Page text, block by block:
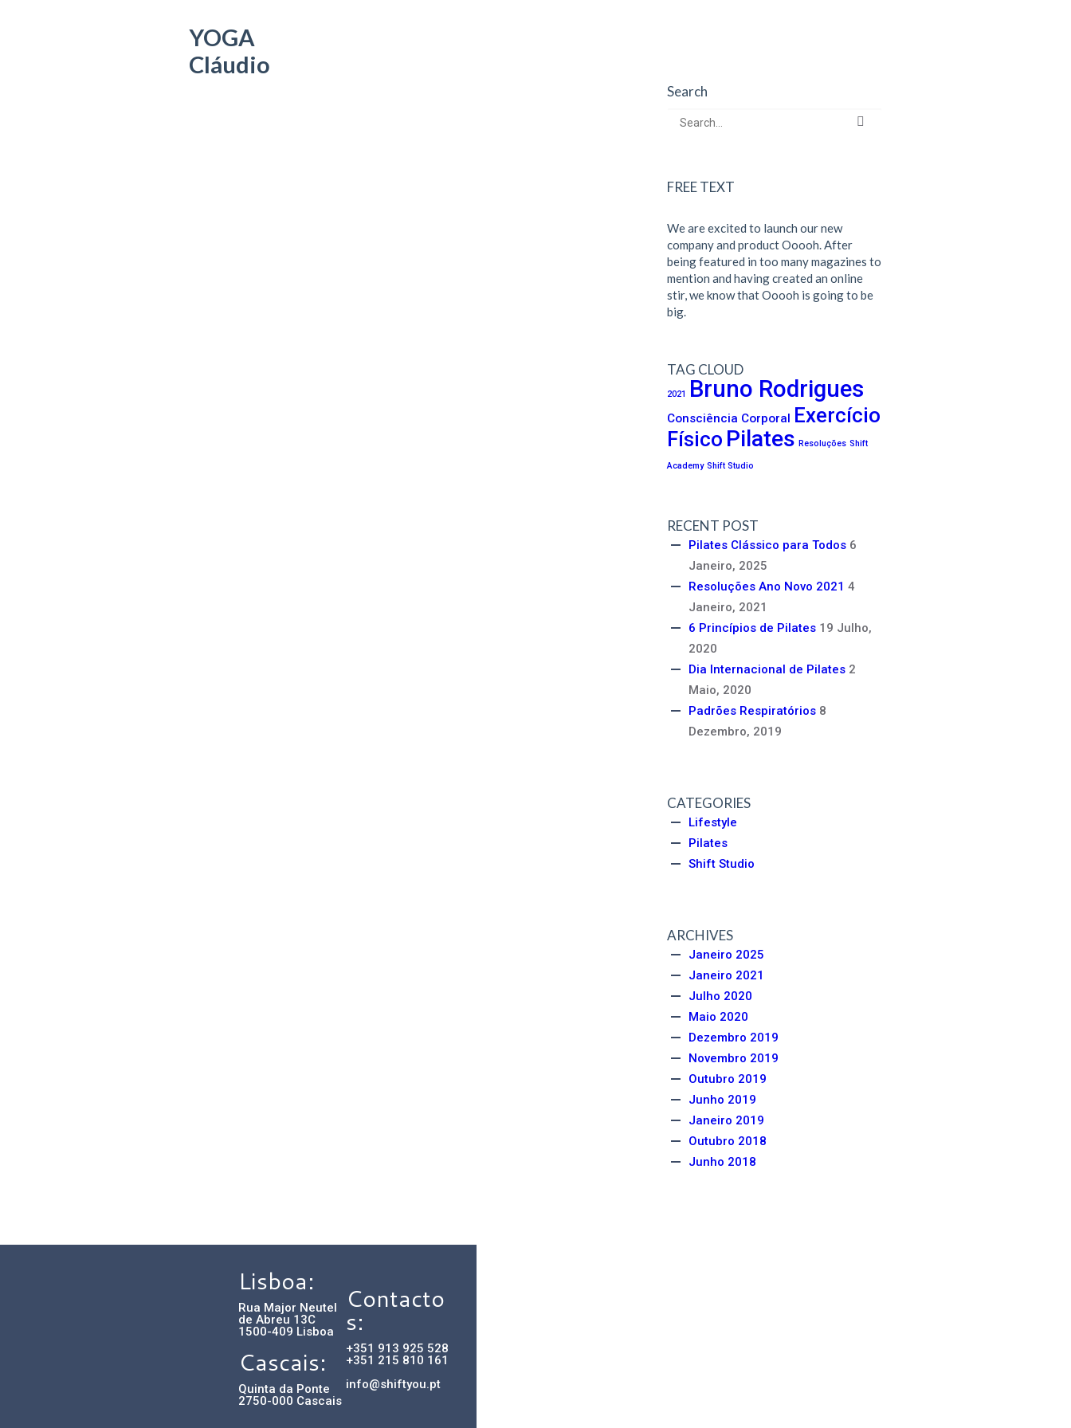
YOGA
Cláudio
Search
FREE TEXT
We are excited to launch our new
company and product Ooooh. After
being featured in too many magazines to
mention and having created an online
stir, we know that Ooooh is going to be
big.
TAG CLOUD
2021 Bruno Rodrigues
Consciência Corporal Exercício
Físico Pilates Resoluções Shift
Academy Shift Studio
RECENT POST
Pilates Clássico para Todos 6
Janeiro, 2025
Resoluções Ano Novo 2021 4
Janeiro, 2021
6 Princípios de Pilates 19 Julho,
2020
Dia Internacional de Pilates 2
Maio, 2020
Padrões Respiratórios 8
Dezembro, 2019
CATEGORIES
Lifestyle
Pilates
Shift Studio
ARCHIVES
Janeiro 2025
Janeiro 2021
Julho 2020
Maio 2020
Dezembro 2019
Novembro 2019
Outubro 2019
Junho 2019
Janeiro 2019
Outubro 2018
Junho 2018
Lisboa:
Rua Major Neutel
de Abreu 13C
1500-409 Lisboa
Cascais:
Quinta da Ponte
2750-000 Cascais
Contacto
s:
+351 913 925 528
+351 215 810 161
info@shiftyou.pt